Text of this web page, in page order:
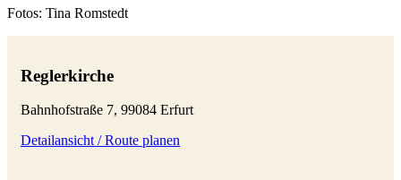
Fotos: Tina Romstedt
Reglerkirche
Bahnhofstraße 7, 99084 Erfurt
Detailansicht / Route planen